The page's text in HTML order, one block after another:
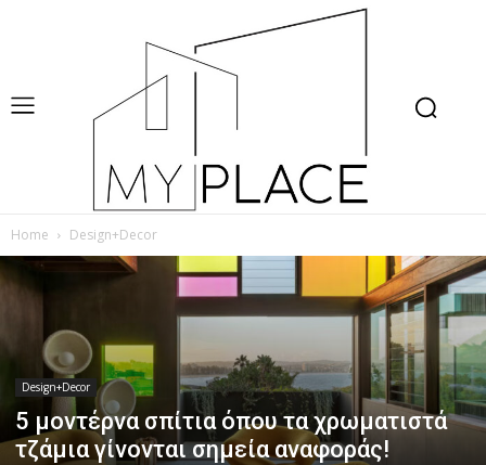
Home Design+Decor
Design+Decor
5 μοντέρνα σπίτια όπου τα χρωματιστά
τζάμια γίνονται σημεία αναφοράς!